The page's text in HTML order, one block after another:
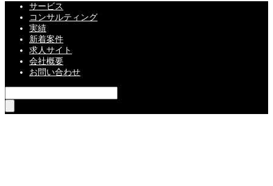
サービス
コンサルティング
実績
新着案件
求人サイト
会社概要
お問い合わせ